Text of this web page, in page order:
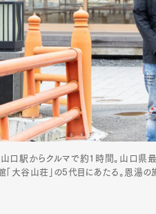
口駅からクルマで約1時間。山口県
「大谷山荘」の5代目にあたる。恩湯の